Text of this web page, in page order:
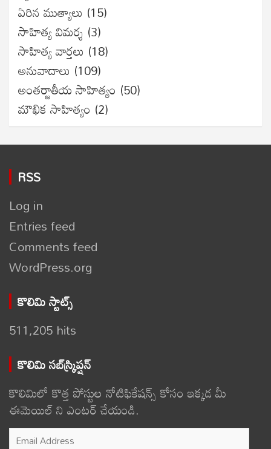
ఏరిన ముత్యాలు (15)
సాహిత్య విమర్శ (3)
సాహిత్య వార్తలు (18)
అనువాదాలు (109)
అంతర్జాతీయ సాహిత్యం (50)
మౌఖిక సాహిత్యం (2)
RSS
Log in
Entries feed
Comments feed
WordPress.org
కొలిమి స్టాట్స్
511,205 hits
కొలిమి సబ్‌స్క్రిప్షన్
కొలిమిలో కొత్త పోస్టుల నోటిఫికేషన్స్ కోసం ఇక్కడ మీ
ఈమెయిల్ ని ఎంటర్ చేయండి.
Email